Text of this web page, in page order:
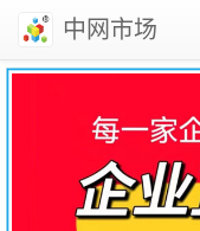
中网市场